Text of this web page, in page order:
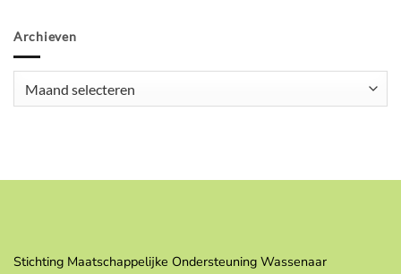
Archieven
Stichting Maatschappelijke Ondersteuning Wassenaar